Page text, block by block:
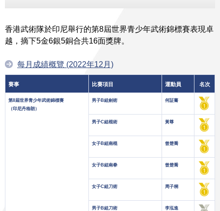
香港武術隊於印尼舉行的第8屆世界青少年武術錦標賽表現卓
越，摘下5金6銀5銅合共16面獎牌。
每月成績概覽 (2022年12月)
賽事 比賽項目 運動員 名次
第8屆世界青少年武術錦標賽
（印尼丹格朗）
男子B組劍術 何証騫
男子C組棍術 黃尊
女子B組南棍 曾楚喬
女子B組南拳 曾楚喬
女子C組刀術 周子桐
男子B組刀術 李泓進